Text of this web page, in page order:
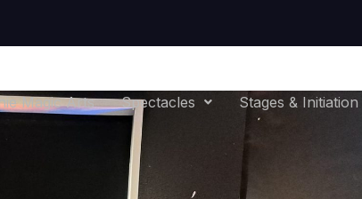
Magic Arts Spectacles Stages & Initiation